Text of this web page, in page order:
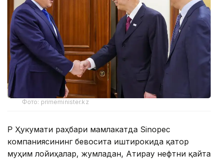
Фото: primeminister.kz
ҚР Ҳукумати раҳбари мамлакатда Sinopec
компаниясининг бевосита иштирокида қатор
муҳим лойиҳалар, жумладан, Атирау нефтни қайта